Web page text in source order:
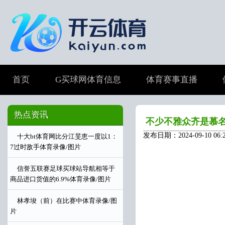
首页 G买球网体育信息 体育赛事直播
不少不雅众齐是慕
发布日期：2024-09-10
热点资讯
十大bt体育网比分江旻恵一度以1：
7过时敌手体育录像/图片
信誉五联赛足球买球站导航相等于
商品进口货值的6.9%体育录像/图片
林孝埈（前）在比赛中体育录像/图
片